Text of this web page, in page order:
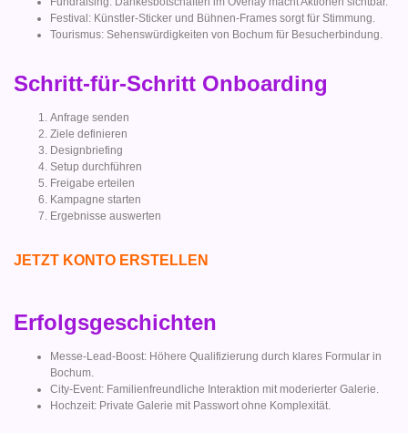
Festival: Künstler-Sticker und Bühnen-Frames sorgt für Stimmung.
Tourismus: Sehenswürdigkeiten von Bochum für Besucherbindung.
Schritt-für-Schritt Onboarding
Anfrage senden
Ziele definieren
Designbriefing
Setup durchführen
Freigabe erteilen
Kampagne starten
Ergebnisse auswerten
JETZT KONTO ERSTELLEN
Erfolgsgeschichten
Messe-Lead-Boost: Höhere Qualifizierung durch klares Formular in
Bochum.
City-Event: Familienfreundliche Interaktion mit moderierter Galerie.
Hochzeit: Private Galerie mit Passwort ohne Komplexität.